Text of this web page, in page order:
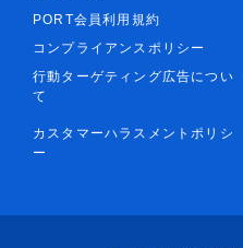
PORT会員利用規約
コンプライアンスポリシー
行動ターゲティング広告につい
て
カスタマーハラスメントポリシ
ー